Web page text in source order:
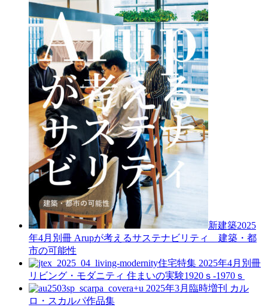
新建築2025
年4月別冊 Arupが考えるサステナビリティ 建築・都
市の可能性
住宅特集 2025年4月別冊
リビング・モダニティ 住まいの実験1920ｓ-1970ｓ
a+u 2025年3月臨時増刊 カル
ロ・スカルパ作品集